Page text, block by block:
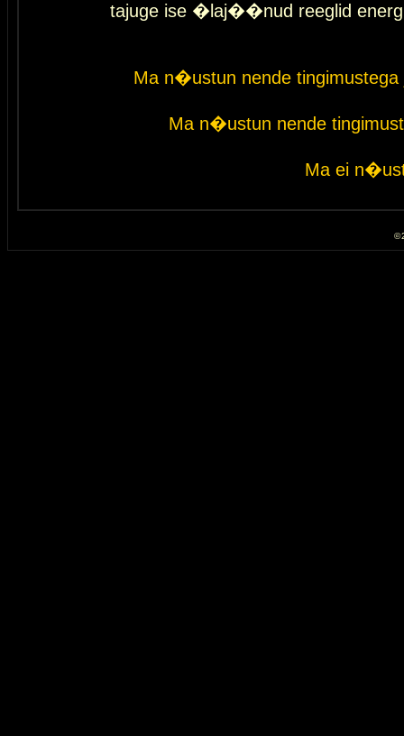
tajuge ise �laj��nud reeglid
Ma n�ustun nende
Ma n�ustun nende
Ma ei
©